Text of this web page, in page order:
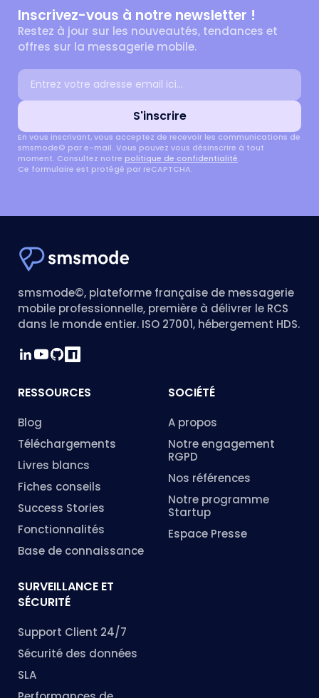
Inscrivez-vous à notre newsletter !
Restez à jour sur les nouveautés, tendances et
offres sur la messagerie mobile.
Adresse email
S'inscrire
En vous inscrivant, vous acceptez de recevoir les communications de
smsmode© par e-mail. Vous pouvez vous désinscrire à tout
moment. Consultez notre politique de confidentialité.
Ce formulaire est protégé par reCAPTCHA.
smsmode©, plateforme française de messagerie
mobile professionnelle, première à délivrer le RCS
dans le monde entier. ISO 27001, hébergement HDS.
RESSOURCES
Blog
Téléchargements
Livres blancs
Fiches conseils
Success Stories
Fonctionnalités
Base de connaissance
SOCIÉTÉ
A propos
Notre engagement
RGPD
Nos références
Notre programme
Startup
Espace Presse
SURVEILLANCE ET
SÉCURITÉ
Support Client 24/7
Sécurité des données
SLA